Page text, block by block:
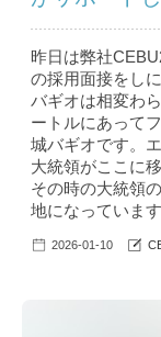
昨日は弊社
の採用面接をし
バギオは相変わ
ートルにあって
城バギオです。
大統領がここに
その時の大統領
地になっていま
2026-01-10